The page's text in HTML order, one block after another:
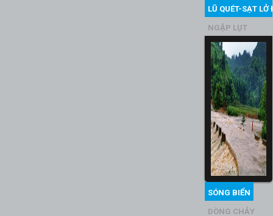
LŨ QUÉT-SẠT LỞ
NGẬP LỤT
SÓNG BIỂN
DÒNG CHẢY